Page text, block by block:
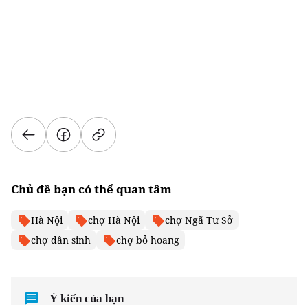
Chủ đề bạn có thể quan tâm
Hà Nội chợ Hà Nội
chợ Ngã Tư Sở
chợ dân sinh
chợ bỏ hoang
Ý kiến của bạn